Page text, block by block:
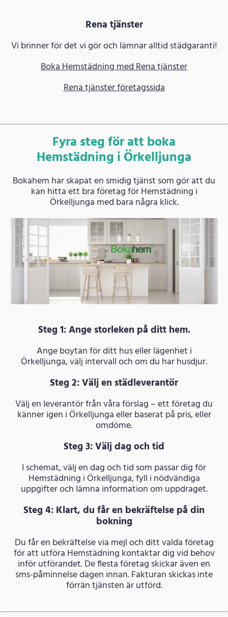
Rena tjänster
Vi brinner för det vi gör och lämnar alltid städgaranti!
Boka Hemstädning med Rena tjänster
Rena tjänster företagssida
Fyra steg för att boka
Hemstädning i Örkelljunga
Bokahem har skapat en smidig tjänst som gör att du
kan hitta ett bra företag för Hemstädning i
Örkelljunga med bara några klick.
Steg 1: Ange storleken på ditt hem.
Ange boytan för ditt hus eller lägenhet i
Örkelljunga, välj intervall och om du har husdjur.
Steg 2: Välj en städleverantör
Välj en leverantör från våra förslag – ett företag du
känner igen i Örkelljunga eller baserat på pris, eller
omdöme.
Steg 3: Välj dag och tid
I schemat, välj en dag och tid som passar dig för
Hemstädning i Örkelljunga, fyll i nödvändiga
uppgifter och lämna information om uppdraget.
Steg 4: Klart, du får en bekräftelse på din
bokning
Du får en bekräftelse via mejl och ditt valda företag
för att utföra Hemstädning kontaktar dig vid behov
inför utförandet. De flesta företag skickar även en
sms-påminnelse dagen innan. Fakturan skickas inte
förrän tjänsten är utförd.